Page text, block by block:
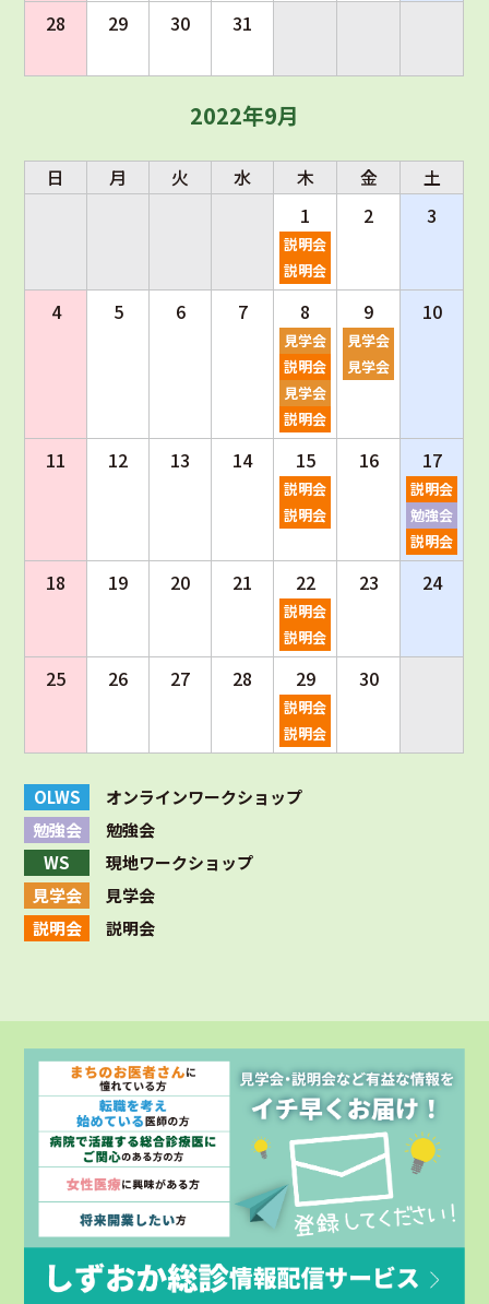
28 29 30 31
2022年9月
日 月 火 水 木 金
土
1
説明会
説明会
2 3
4 5 6 7 8
見学会
説明会
見学会
説明会
9
見学会
見学会
10
11 12 13 14 15
説明会
説明会
16 17
説明会
勉強会
説明会
18 19 20 21 22
説明会
説明会
23 24
25 26 27 28 29
説明会
説明会
30
OLWS
オンラインワークショップ
勉強会
勉強会
WS
現地ワークショップ
見学会
見学会
説明会
説明会